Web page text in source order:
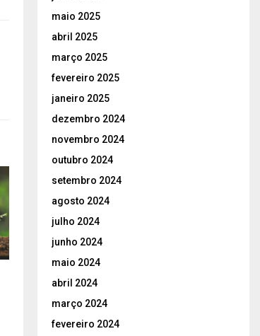
maio 2025
abril 2025
março 2025
fevereiro 2025
janeiro 2025
dezembro 2024
novembro 2024
outubro 2024
setembro 2024
agosto 2024
julho 2024
junho 2024
maio 2024
abril 2024
março 2024
fevereiro 2024